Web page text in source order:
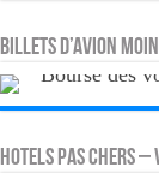
Billets d’avion
HOTELS PAS CHERS –